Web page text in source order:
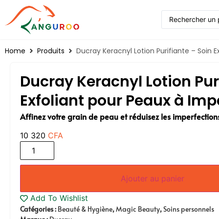
Home Produits Ducray Keracnyl Lotion Purifiante – Soin
Ducray Keracnyl Lotion
Exfoliant pour Peaux à
Affinez votre grain de peau et réduisez les
10 320 CFA
Ajouter au panier
Add To Wishlist
Catégories : Beauté & Hygiène,Magic Beauty,Soins personnels